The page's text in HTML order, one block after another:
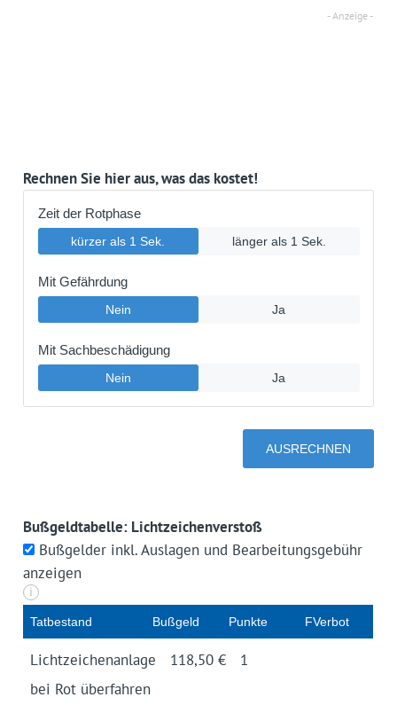
Rechnen Sie hier aus, was das kostet!
Bußgeldtabelle: Lichtzeichenverstoß
Bußgelder inkl. Auslagen und Bearbeitungsgebühr
anzeigen
i
Tatbestand Buß­geld Pun­kte FVerbot
Lichtzeichen­anlage
bei Rot überfahren
118,50 € 1